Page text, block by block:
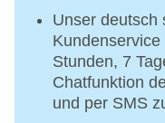
Unser deutsch
Stunden, 7
Chatfunktion
und per SMS